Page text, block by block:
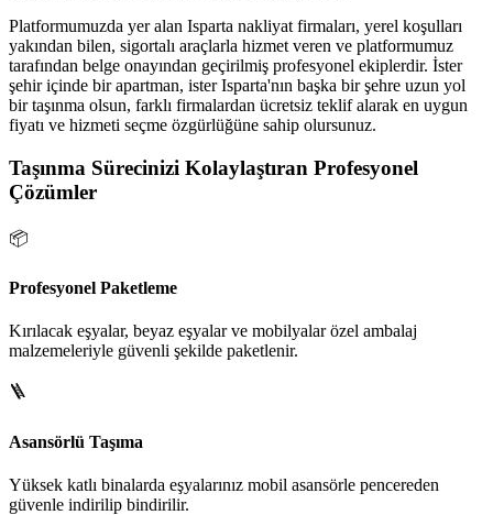
Platformumuzda yer alan Isparta nakliyat firmaları, yerel koşulları
yakından bilen, sigortalı araçlarla hizmet veren ve platformumuz
tarafından belge onayından geçirilmiş profesyonel ekiplerdir. İster
şehir içinde bir apartman, ister Isparta'nın başka bir şehre uzun yol
bir taşınma olsun, farklı firmalardan ücretsiz teklif alarak en uygun
fiyatı ve hizmeti seçme özgürlüğüne sahip olursunuz.
Taşınma Sürecinizi Kolaylaştıran Profesyonel
Çözümler
📦
Profesyonel Paketleme
Kırılacak eşyalar, beyaz eşyalar ve mobilyalar özel ambalaj
malzemeleriyle güvenli şekilde paketlenir.
🪜
Asansörlü Taşıma
Yüksek katlı binalarda eşyalarınız mobil asansörle pencereden
güvenle indirilip bindirilir.